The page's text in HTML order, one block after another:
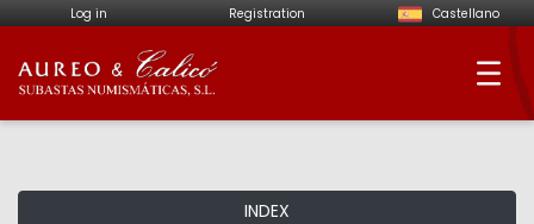
Log in Registration Castellano
Aureo & Calicó -
INDEX